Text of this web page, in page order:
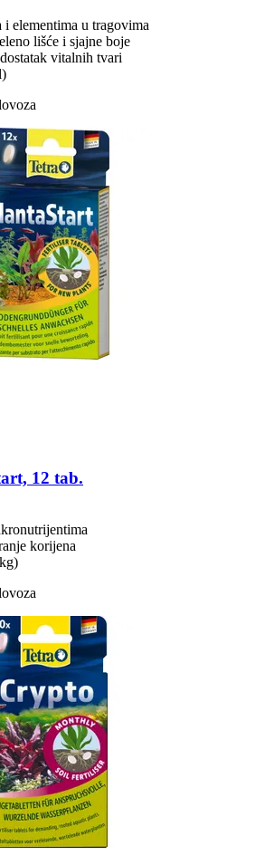
i elementima u tragovima
lišće i sjajne boje
vitalnih tvari
12 tab.
korijena